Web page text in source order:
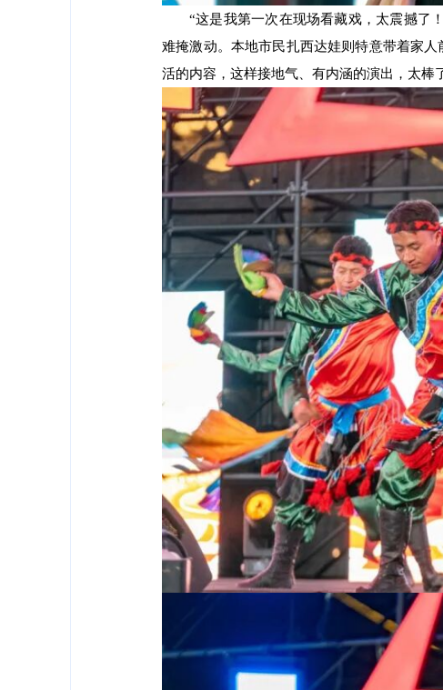
“这是我第一次在现场看藏戏，太震撼了
难掩激动。本地市民扎西达娃则特意带着家
活的内容，这样接地气、有内涵的演出，太棒